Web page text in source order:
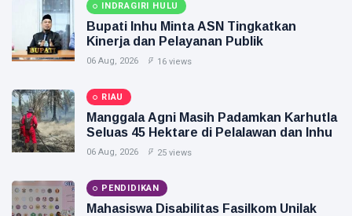
INDRAGIRI HULU
Bupati Inhu Minta ASN Tingkatkan
Kinerja dan Pelayanan Publik
06 Aug, 2026 16 views
RIAU
Manggala Agni Masih Padamkan Karhutla
Seluas 45 Hektare di Pelalawan dan Inhu
06 Aug, 2026 25 views
PENDIDIKAN
Mahasiswa Disabilitas Fasilkom Unilak